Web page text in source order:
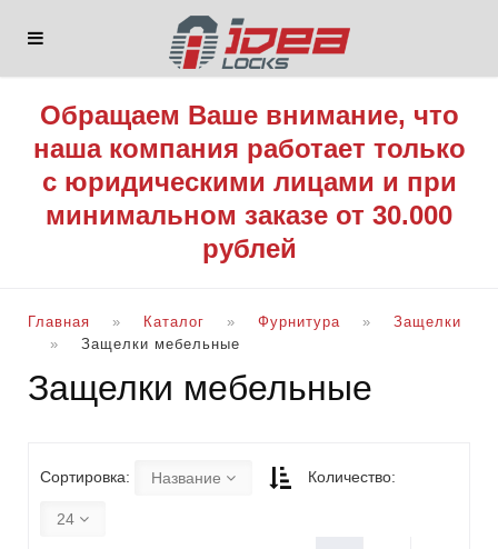
Обращаем Ваше внимание, что
наша компания работает только
с юридическими лицами и при
минимальном заказе от 30.000
рублей
Главная Каталог Фурнитура
Защелки
Защелки мебельные
Защелки мебельные
Сортировка: Название Количество:
24